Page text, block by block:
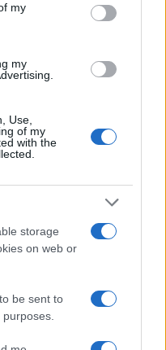
my
my
Use,
of my
with the
storage
on web or
be sent to